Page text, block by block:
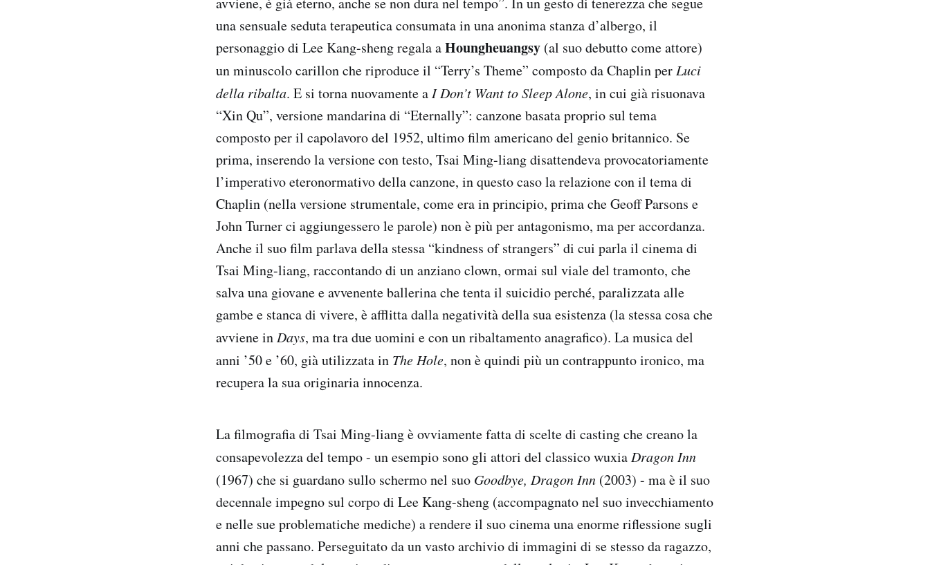
una sensuale seduta terapeutica consumata in una anonima stanza d’albergo, il
personaggio di Lee Kang-sheng regala aHoungheuangsy (al suo debutto come attore)
un minuscolo carillon che riproduce il “Terry’s Theme” composto da Chaplin per Luci
della ribalta. E si torna nuovamente a I Don’t Want to Sleep Alone, in cui già risuonava
“Xin Qu”, versione mandarina di “Eternally”: canzone basata proprio sul tema
composto per il capolavoro del 1952, ultimo film americano del genio britannico. Se
prima, inserendo la versione con testo, Tsai Ming-liang disattendeva provocatoriamente
l’imperativo eteronormativo della canzone, in questo caso la relazione con il tema di
Chaplin (nella versione strumentale, come era in principio, prima che Geoff Parsons e
John Turner ci aggiungessero le parole) non è più per antagonismo, ma per accordanza.
Anche il suo film parlava della stessa “kindness of strangers” di cui parla il cinema di
Tsai Ming-liang, raccontando di un anziano clown, ormai sul viale del tramonto, che
salva una giovane e avvenente ballerina che tenta il suicidio perché, paralizzata alle
gambe e stanca di vivere, è afflitta dalla negatività della sua esistenza (la stessa cosa che
avviene in Days, ma tra due uomini e con un ribaltamento anagrafico). La musica del
anni ’50 e ’60, già utilizzata in The Hole, non è quindi più un contrappunto ironico, ma
recupera la sua originaria innocenza.
La filmografia di Tsai Ming-liang è ovviamente fatta di scelte di casting che creano la
consapevolezza del tempo - un esempio sono gli attori del classico wuxia Dragon Inn
(1967) che si guardano sullo schermo nel suo Goodbye, Dragon Inn (2003) - ma è il suo
decennale impegno sul corpo di Lee Kang-sheng (accompagnato nel suo invecchiamento
e nelle sue problematiche mediche) a rendere il suo cinema una enorme riflessione sugli
anni che passano. Perseguitato da un vasto archivio di immagini di se stesso da ragazzo,